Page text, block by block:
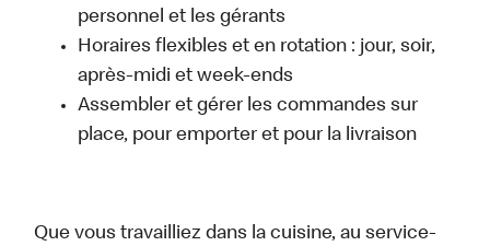
personnel et les gérants
Horaires flexibles et en rotation : jour, soir,
après-midi et week-ends
Assembler et gérer les commandes sur
place, pour emporter et pour la livraison
Que vous travailliez dans la cuisine, au service-